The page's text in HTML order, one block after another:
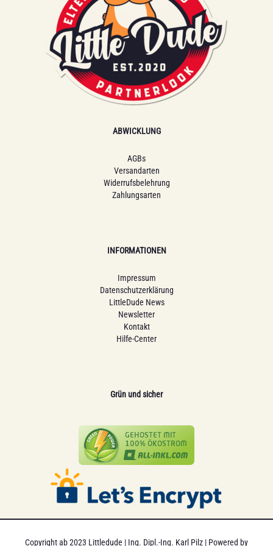
ABWICKLUNG
AGBs
Versandarten
Widerrufsbelehrung
Zahlungsarten
INFORMATIONEN
Impressum
Datenschutzerklärung
LittleDude News
Newsletter
Kontakt
Hilfe-Center
Grün und sicher
Copyright ab 2023 Littledude | Ing. Dipl.-Ing. Karl Pilz | Powered by